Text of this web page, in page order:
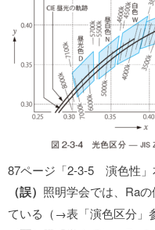
87ページ「2-3-5 演色性」
（誤） 照明学会では、Ra
ている（→表「演色区分」